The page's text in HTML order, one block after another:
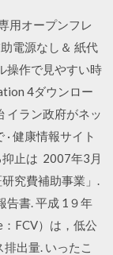
用オープンフレ
電源なし＆ 紙代
操作で見やすい時
4ダウンロー
イラン政府がネッ
健康情報サイト
抑止は 2007年3月
究費補助事業」.
告書. 平成 1９年
：FCV）は，低公
出量. いったこ